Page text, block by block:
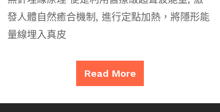
發人體自然癒合機制, 進行定點加熱，將隱形能
量線埋入真皮
Read More